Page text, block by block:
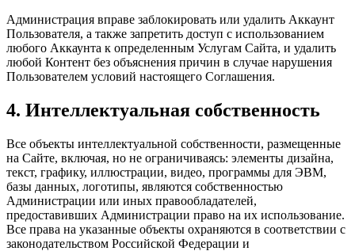
Администрация вправе заблокировать или удалить Аккаунт
Пользователя, а также запретить доступ с использованием
любого Аккаунта к определенным Услугам Сайта, и удалить
любой Контент без объяснения причин в случае нарушения
Пользователем условий настоящего Соглашения.
4. Интеллектуальная собственность
Все объекты интеллектуальной собственности, размещенные
на Сайте, включая, но не ограничиваясь: элементы дизайна,
текст, графику, иллюстрации, видео, программы для ЭВМ,
базы данных, логотипы, являются собственностью
Администрации или иных правообладателей,
предоставивших Администрации право на их использование.
Все права на указанные объекты охраняются в соответствии с
законодательством Российской Федерации и